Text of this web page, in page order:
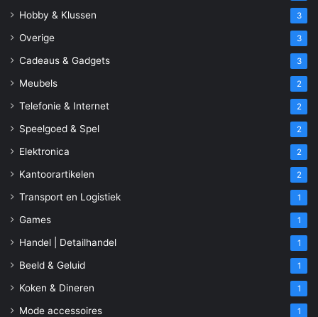
Hobby & Klussen 3
Overige 3
Cadeaus & Gadgets 3
Meubels 2
Telefonie & Internet 2
Speelgoed & Spel 2
Elektronica 2
Kantoorartikelen 2
Transport en Logistiek 1
Games 1
Handel | Detailhandel 1
Beeld & Geluid 1
Koken & Dineren 1
Mode accessoires 1